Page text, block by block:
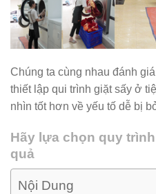
Chúng ta cùng nhau đánh
thiết lập qui trình giặt sấy ở
nhìn tốt hơn về yếu tố dễ bị
Hãy lựa chọn quy
quả
Nội Dung